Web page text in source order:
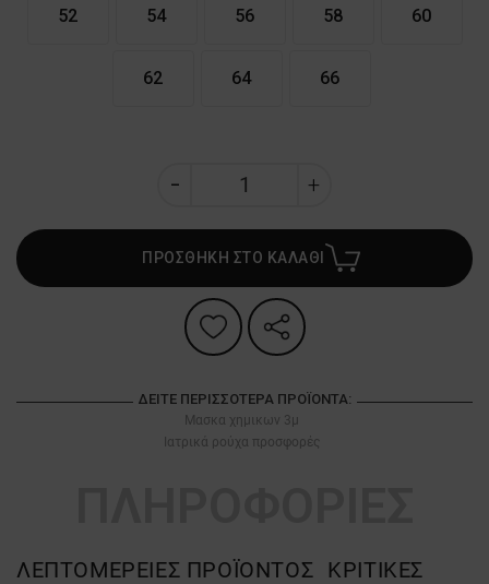
52 54 56 58 60
62 64 66
ΠΡΟΣΘΗΚΗ ΣΤΟ ΚΑΛΑΘΙ
ΔΕΊΤΕ ΠΕΡΙΣΣΌΤΕΡΑ ΠΡΟΪΌΝΤΑ:
Μασκα χημικων 3μ
Ιατρικά ρούχα προσφορές
ΛΕΠΤΟΜΈΡΕΙΕΣ ΠΡΟΪΌΝΤΟΣ ΚΡΙΤΙΚΈΣ